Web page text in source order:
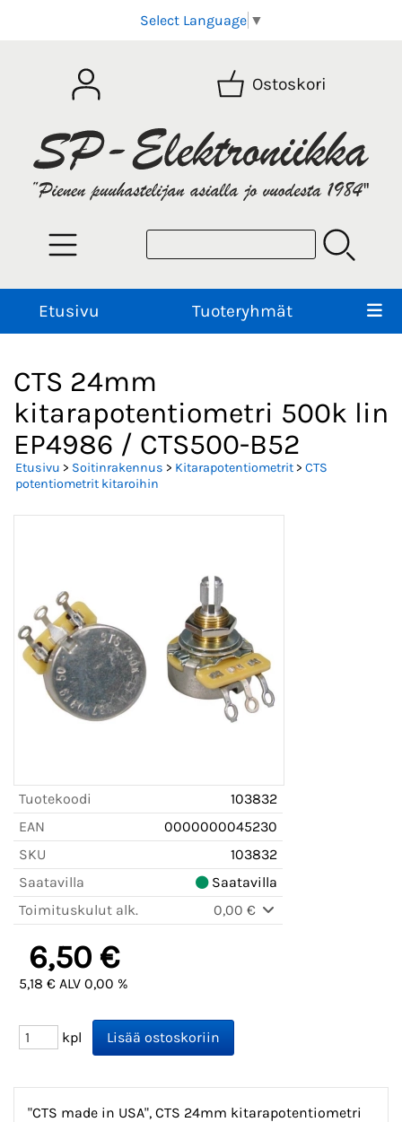
Select Language ▼
Ostoskori
Etusivu Tuoteryhmät
CTS 24mm
kitarapotentiometri 500k lin
EP4986 / CTS500-B52
Etusivu > Soitinrakennus > Kitarapotentiometrit> CTS
potentiometrit kitaroihin
Tuotekoodi
103832
EAN
0000000045230
SKU
103832
Saatavilla
Saatavilla
Toimituskulut alk.
0,00 €
6,50 €
5,18 € ALV 0,00 %
kpl
"CTS made in USA", CTS 24mm kitarapotentiometri